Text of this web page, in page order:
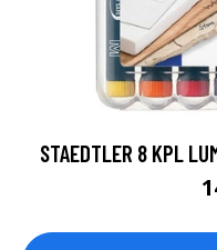
STAEDTLER 8 KPL